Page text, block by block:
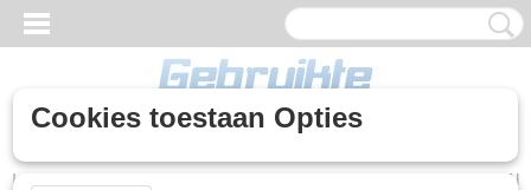
Inloggen
UW WINKELWAGEN
Cookies toestaan Opties